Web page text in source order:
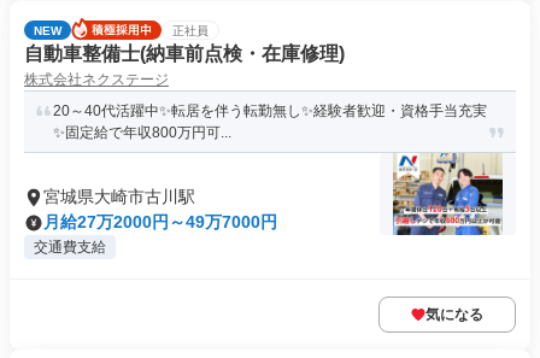
NEW 正社員
自動車整備士(納車前点検・在庫修理)
株式会社ネクステージ
20～40代活躍中✨転居を伴う転勤無し✨経験者歓迎・資格手当充実
✨固定給で年収800万円可...
宮城県大崎市古川駅
月給27万2000円～49万7000円
交通費支給
気になる